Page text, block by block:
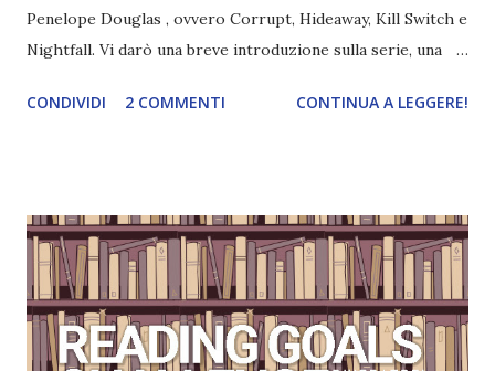
Penelope Douglas , ovvero Corrupt, Hideaway, Kill Switch e
Nightfall. Vi darò una breve introduzione sulla serie, una
e anche un breve commento sui libri singoli. I libri sono in
grande (Devil's Night 1#) Autrice : Penelope Douglas
Pagine: 448 Editore: Newton Compton Editori
Pubblicazione: 10 Gennaio 2023 Traduttore: Laura Lancini
Trama: “Si chiama Michael Crist. È il fratello maggiore del
mio ragazzo ed è come quei film dell'orrore che guardi
CONDIVIDI 2 COMMENTI CONTINUA A LEGGERE!